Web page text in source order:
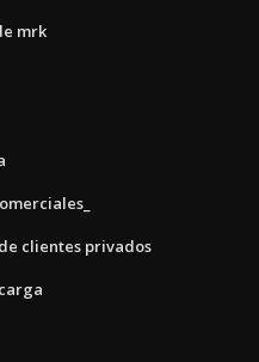
mrk
clientes privados